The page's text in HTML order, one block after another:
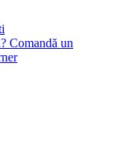
Comandă un